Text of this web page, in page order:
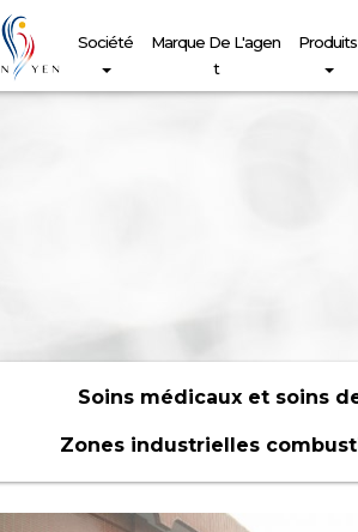
Société
Marque De L'agen
T
Produits
Soins médicaux et soins
Zones industrielles